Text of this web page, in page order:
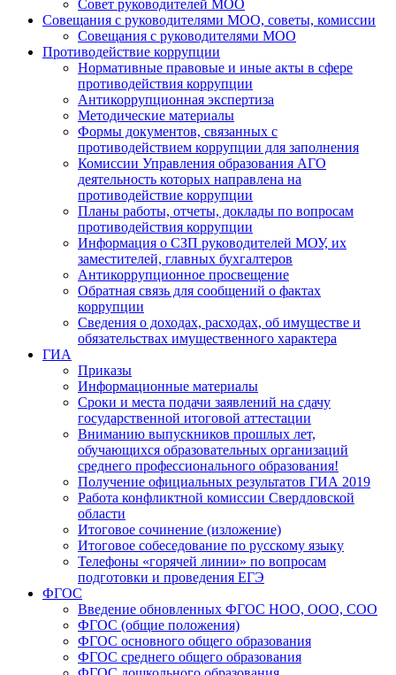
Совет руководителей МОО
Совещания с руководителями МОО, советы, комиссии
Совещания с руководителями МОО
Противодействие коррупции
Нормативные правовые и иные акты в сфере
противодействия коррупции
Антикоррупционная экспертиза
Методические материалы
Формы документов, связанных с
противодействием коррупции для заполнения
Комиссии Управления образования АГО
деятельность которых направлена на
противодействие коррупции
Планы работы, отчеты, доклады по вопросам
противодействия коррупции
Информация о СЗП руководителей МОУ, их
заместителей, главных бухгалтеров
Антикоррупционное просвещение
Обратная связь для сообщений о фактах
коррупции
Сведения о доходах, расходах, об имуществе и
обязательствах имущественного характера
ГИА
Приказы
Информационные материалы
Сроки и места подачи заявлений на сдачу
государственной итоговой аттестации
Вниманию выпускников прошлых лет,
обучающихся образовательных организаций
среднего профессионального образования!
Получение официальных результатов ГИА 2019
Работа конфликтной комиссии Свердловской
области
Итоговое сочинение (изложение)
Итоговое собеседование по русскому языку
Телефоны «горячей линии» по вопросам
подготовки и проведения ЕГЭ
ФГОС
Введение обновленных ФГОС НОО, ООО, СОО
ФГОС (общие положения)
ФГОС основного общего образования
ФГОС среднего общего образования